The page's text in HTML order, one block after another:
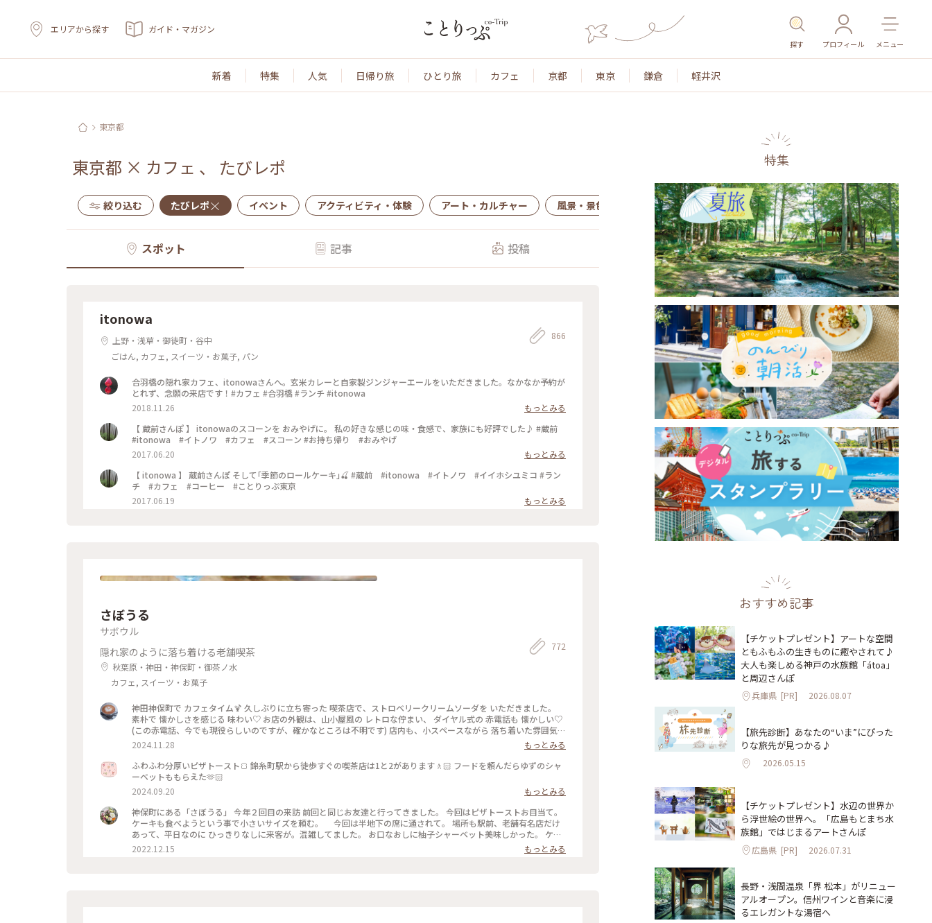
エリアから探す ガイド・マガジン
探す プロフィール メニュー
新着 特集 人気 日帰り旅 ひとり旅 カフェ 京都 東京 鎌倉 軽井沢
東京都
東京都 × カフェ 、 たびレポ
絞り込む たびレポ イベント アクティビティ・体験 アート・カルチャー 風景・景色 名所・旧跡 温泉・スパ その他施設 ごはん
スポット 記事 投稿
itonowa
上野・浅草・御徒町・谷中
ごはん, カフェ, スイーツ・お菓子, パン
866
合羽橋の隠れ家カフェ、itonowaさんへ。玄米カレーと自家製ジンジャーエールをいただきました。なかなか予約が
とれず、念願の来店です！#カフェ #合羽橋 #ランチ #itonowa
2018.11.26
もっとみる
【 蔵前さんぽ 】 itonowaのスコーンを おみやげに。 私の好きな感じの味・食感で、家族にも好評でした♪ #蔵前
#itonowa #イトノワ #カフェ #スコーン #お持ち帰り #おみやげ
2017.06.20
もっとみる
【 itonowa 】 蔵前さんぽ そして｢季節のロールケーキ｣🍒 #蔵前 #itonowa #イトノワ #イイホシユミコ #ラン
チ #カフェ #コーヒー #ことりっぷ東京
2017.06.19
もっとみる
さぼうる
サボウル
隠れ家のように落ち着ける老舗喫茶
秋葉原・神田・神保町・御茶ノ水
カフェ, スイーツ・お菓子
772
神田神保町で カフェタイム🍹 久しぶりに立ち寄った 喫茶店で、ストロベリークリームソーダを いただきました。
素朴で 懐かしさを感じる 味わい♡ お店の外観は、山小屋風の レトロな佇まい、 ダイヤル式の 赤電話も 懐かしい♡
(この赤電話、今でも現役らしいのですが、確かなところは不明です) 店内も、小スペースながら 落ち着いた雰囲気、
一人でまったりするのには、心地よい場所です。 開業したのは、約70年前なのだそう。 創業当時から 受け継がれた
数々のメニューは、今も健在、今回 いただいた クリームソーダも、その中のひとつです。 最近、あちらこちらで 目
にするようになった カラフルなクリームソーダは、こちらのお店から 始まったのだとか。 何とも、歴史を感じさせ
てくれます。 コーヒーをいただくつもりでしたが、この日は 気温が高く、冷たい飲み物で 季節外れのクールダウン
ェ #スイーツ #クリームソーダ #喫茶店メニュー #レトロ #クラシカルな街 #神田 #神保町 #さぼうる #喫茶店 #東京 #
秋の彩り
2024.11.28
もっとみる
ふわふわ分厚いピザトースト🍞 錦糸町駅から徒歩すぐの喫茶店は1と2があります🚶🏻 フードを頼んだらゆずのシャ
ーベットももらえた🫶🏻
2024.09.20
もっとみる
神保町にある「さぼうる」 今年２回目の来訪 前回と同じお友達と行ってきました。 今回はピザトーストお目当て。
ケーキも食べようという事で小さいサイズを頼む。 今回は半地下の席に通されて。 場所も駅前、老舗有名店だけ
あって、平日なのに ひっきりなしに来客が。混雑してました。 お口なおしに柚子シャーベット美味しかった。 ケー
2022.12.15 もっとみる
特集
おすすめ記事
【チケットプレゼント】アートな空間
ともふもふの生きものに癒やされて♪
大人も楽しめる神戸の水族館「átoa」
と周辺さんぽ
兵庫県 [PR] 2026.08.07
【旅先診断】あなたの“いま”にぴった
りな旅先が見つかる♪
2026.05.15
【チケットプレゼント】水辺の世界か
ら浮世絵の世界へ。「広島もとまち水
族館」ではじまるアートさんぽ
広島県 [PR] 2026.07.31
長野・浅間温泉「界 松本」がリニュー
アルオープン。信州ワインと音楽に浸
るエレガントな湯宿へ